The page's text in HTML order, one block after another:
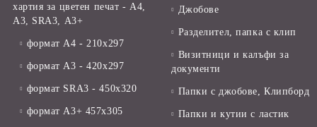
хартия за цветен печат - А4,
А3, SRA3, А3+
формат А4 - 210x297
формат А3 - 420x297
формат SRA3 - 450x320
формат А3+ 457x305
Джобове
Разделител, папка с клип
Визитници и калъфи за
документи
Папки с джобове, Клипборд
Папки и кутии с ластик